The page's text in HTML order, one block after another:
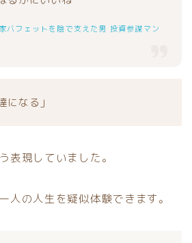
バフェットを陰で支えた男 投資参謀マン
になる」
表現していました。
人の人生を疑似体験できます。